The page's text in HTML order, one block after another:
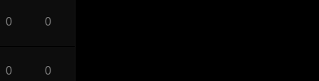
0 0
0 0